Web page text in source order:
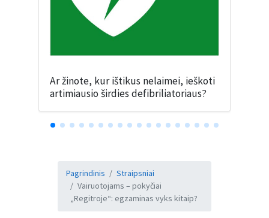
Ar žinote, kur ištikus nelaimei, ieškoti
artimiausio širdies defibriliatoriaus?
Pagrindinis
Straipsniai
Vairuotojams – pokyčiai
„Regitroje“: egzaminas vyks kitaip?